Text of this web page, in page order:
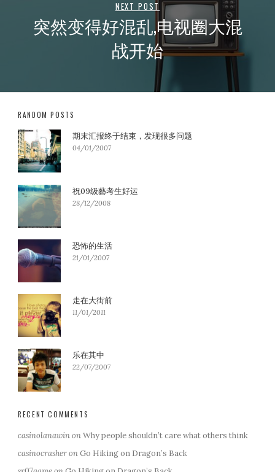
NEXT POST
突然变得好混乱,电视圈大混
战开始
RANDOM POSTS
期末汇报终于结束，发现很多问题
04/01/2007
祝09级藝考生好运
28/12/2008
恐怖的生活
21/01/2007
走在大街前
11/01/2011
乐在其中
22/07/2007
RECENT COMMENTS
casinolanawinonWhy people shouldn’t care what others think
casinocrasheronGo Hiking on Dragon’s Back